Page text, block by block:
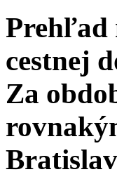
Prehľad
cestnej
Za